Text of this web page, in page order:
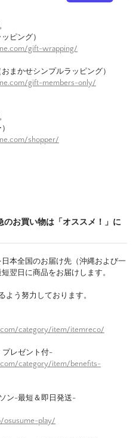
ピング）
gift-wrapping/
まかせシンプルラッピング）
gift-members-only/
shopper/
お買い物は「オススメ！」に
本全国のお届け先（沖縄および一
翌日に商品をお届けします。
よう努力しております。
category/item/itemreco/
プレゼント付-
category/item/benefits-
ン-最短＆即日発送-
osusume-play/